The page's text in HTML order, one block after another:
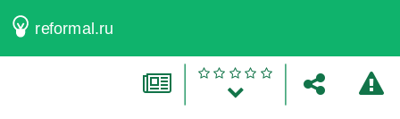
reformal.ru